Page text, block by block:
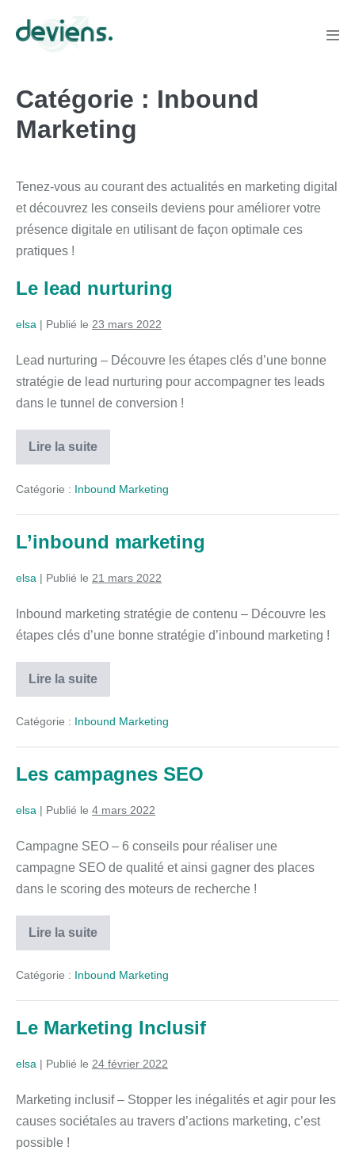
Catégorie : Inbound
Marketing
Tenez-vous au courant des actualités en marketing digital
et découvrez les conseils deviens pour améliorer votre
présence digitale en utilisant de façon optimale ces
pratiques !
Le lead nurturing
elsa | Publié le 23 mars 2022
Lead nurturing – Découvre les étapes clés d’une bonne
stratégie de lead nurturing pour accompagner tes leads
dans le tunnel de conversion !
Lire la suite
Catégorie : Inbound Marketing
L’inbound marketing
elsa | Publié le 21 mars 2022
Inbound marketing stratégie de contenu – Découvre les
étapes clés d’une bonne stratégie d’inbound marketing !
Lire la suite
Catégorie : Inbound Marketing
Les campagnes SEO
elsa | Publié le 4 mars 2022
Campagne SEO – 6 conseils pour réaliser une
campagne SEO de qualité et ainsi gagner des places
dans le scoring des moteurs de recherche !
Lire la suite
Catégorie : Inbound Marketing
Le Marketing Inclusif
elsa | Publié le 24 février 2022
Marketing inclusif – Stopper les inégalités et agir pour les
causes sociétales au travers d’actions marketing, c’est
possible !